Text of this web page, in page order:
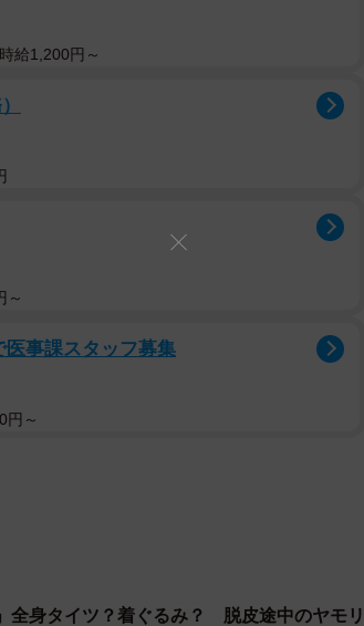
給1,200円～
～
事課スタッフ募集
円～
全身タイツ？着ぐるみ？ 脱皮途中のヤモリ